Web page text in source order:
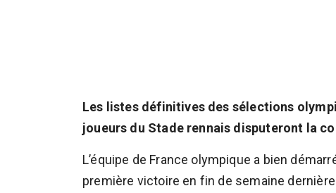
Les listes définitives des sélections
joueurs du Stade rennais disputeront la
L’équipe de France olympique a bien
première victoire en fin de semaine